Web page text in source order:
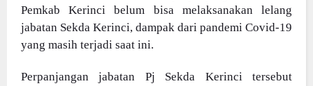
Pemkab Kerinci belum bisa melaksanakan lelang
jabatan Sekda Kerinci, dampak dari pandemi Covid-19
yang masih terjadi saat ini.
Perpanjangan jabatan Pj Sekda Kerinci tersebut